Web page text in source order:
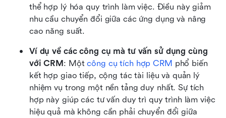
thể hợp lý hóa quy trình làm việc. Điều này giảm
nhu cầu chuyển đổi giữa các ứng dụng và nâng
cao năng suất.
Ví dụ về các công cụ mà tư vấn sử dụng cùng
với CRM: Một công cụ tích hợp CRM phổ biến
kết hợp giao tiếp, cộng tác tài liệu và quản lý
nhiệm vụ trong một nền tảng duy nhất. Sự tích
hợp này giúp các tư vấn duy trì quy trình làm việc
hiệu quả mà không cần phải chuyển đổi giữa